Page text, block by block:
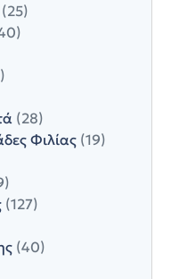
(25)
(28)
Φιλίας (19)
(127)
(40)